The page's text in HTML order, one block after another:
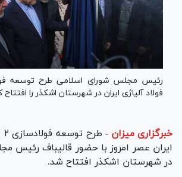
فولاد آلیاژی ایران در شهرستان اشکذر را افتتاح
خبرگزاری میزان -
ایران عصر امروز با حضور قالیباف رئیس
در شهرستان اشکذر افتتاح شد.